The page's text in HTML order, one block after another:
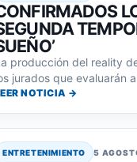
producción del reality
jurados que evaluarán
NOTICIA →
ENTRETENIMIENTO 5